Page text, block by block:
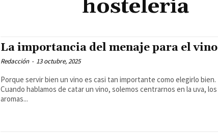
hosteleria
La importancia del menaje para el vino
Redacción - 13 octubre, 2025
Porque servir bien un vino es casi tan importante como elegirlo bien.
Cuando hablamos de catar un vino, solemos centrarnos en la uva, los
aromas...